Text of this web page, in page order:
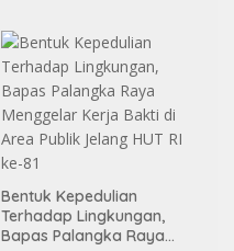
Bentuk Kepedulian
Terhadap Lingkungan,
Bapas Palangka Raya